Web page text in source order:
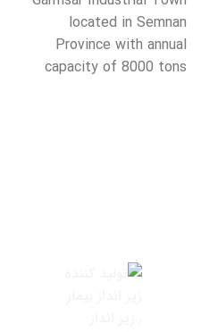
located in Semnan
Province with annual
capacity of 8000 tons